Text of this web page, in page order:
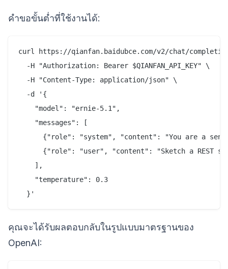
คำขอขั้นต่ำที่ใช้งานได้:
curl https://qianfan.baidubce.com/v2/chat/
  -H "Authorization: Bearer $QIANFAN_API_KEY" \
  -H "Content-Type: application/json" \
  -d '{
    "model": "ernie-5.1",
    "messages": [
{"role": "system", "content": "You are a
{"role": "user", "content": "Sketch a REST
    ],
    "temperature": 0.3
คุณจะได้รับผลตอบกลับในรูปแบบมาตรฐานของ
OpenAI: